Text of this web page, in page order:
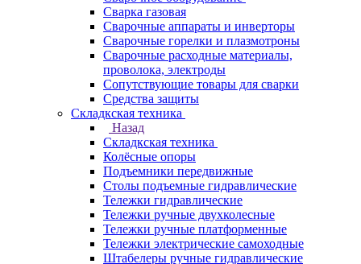
Сварка газовая
Сварочные аппараты и инверторы
Сварочные горелки и плазмотроны
Сварочные расходные материалы,
проволока, электроды
Сопутствующие товары для сварки
Средства защиты
Складкская техника
Назад
Складкская техника
Колёсные опоры
Подъемники передвижные
Столы подъемные гидравлические
Тележки гидравлические
Тележки ручные двухколесные
Тележки ручные платформенные
Тележки электрические самоходные
Штабелеры ручные гидравлические